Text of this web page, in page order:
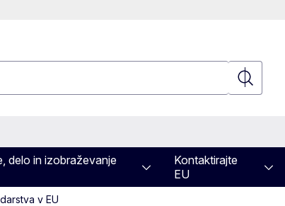
delo in izobraževanje
Kontaktirajte
EU
v EU